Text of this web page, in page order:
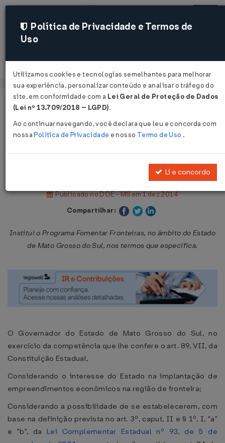
Acessar
Página Inicial
Legislações
Decreto Nº 14090 DE 27/11/2014
Publicado no DOE - MS em 1 dez 2014
Compartilhar:
Institui o Programa Fomentar Fronteiras, no âmbito do Estado
de Mato Grosso do Sul, nos termos que especifica.
O Governador do Estado de Mato Grosso do Sul, no
exercício da competência que lhe confere o art. 89, VII, da
Constituição Estadual,
Considerando o interesse do Estado na implantação de
empreendimentos econômicos na região de fronteira;
Considerando a possibilidade de se estabelecerem, com
base na definição prevista no art. 3º, caput, II e § 1º, I, "a"
e "b", da Lei Complementar Estadual nº 93, de 5 de
Política de Privacidade e Termos de
Uso
Utilizamos cookies e tecnologias semelhantes para melhorar
sua experiência, personalizar conteúdo e analisar o tráfego do
site, em conformidade com a Lei Geral de Proteção de Dados
(Lei nº 13.709/2018 – LGPD).
Ao continuar navegando, você declara que leu e concorda com
nossaPolítica de Privacidade e nosso Termo de Uso .
Li e concordo